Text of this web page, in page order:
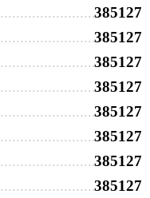
385127
385127
385127
385127
385127
385127
385127
385127